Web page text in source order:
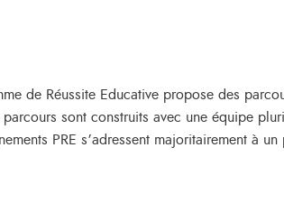
de Réussite Educative propose des
sont construits avec une équipe
PRE s’adressent majoritairement à